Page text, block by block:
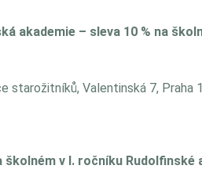
akademie – sleva 10 % na
starožitníků, Valentinská 7, Praha 1
školném v I. ročníku